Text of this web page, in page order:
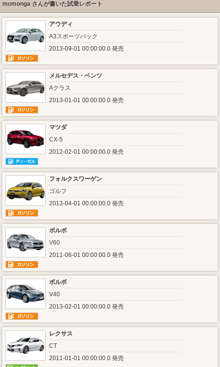
momonga さんが書いた試乗レポート
アウディ
A3スポーツバック
2013-09-01 00:00:00.0 発売
メルセデス・ベンツ
Aクラス
2013-01-01 00:00:00.0 発売
マツダ
CX-5
2012-02-01 00:00:00.0 発売
フォルクスワーゲン
ゴルフ
2013-04-01 00:00:00.0 発売
ボルボ
V60
2011-06-01 00:00:00.0 発売
ボルボ
V40
2013-02-01 00:00:00.0 発売
レクサス
CT
2011-01-01 00:00:00.0 発売